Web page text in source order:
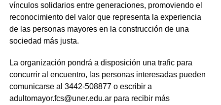
vínculos solidarios entre generaciones, promoviendo el
reconocimiento del valor que representa la experiencia
de las personas mayores en la construcción de una
sociedad más justa.
La organización pondrá a disposición una trafic para
concurrir al encuentro, las personas interesadas pueden
comunicarse al 3442-508877 o escribir a
adultomayor.fcs@uner.edu.ar para recibir más